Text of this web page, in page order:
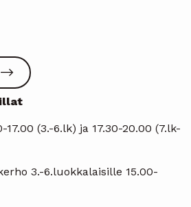
17.00 (3.-6.lk) ja 17.30-20.00 (7.lk-
3.-6.luokkalaisille 15.00-